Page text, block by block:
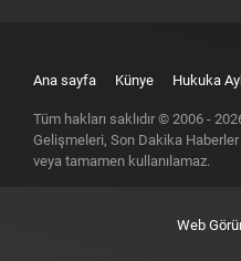
Ana sayfa Künye Hukuka
Tüm hakları saklıdır © 2006 -
Gelişmeleri, Son Dakika Haberler
veya tamamen kullanılamaz.
Web